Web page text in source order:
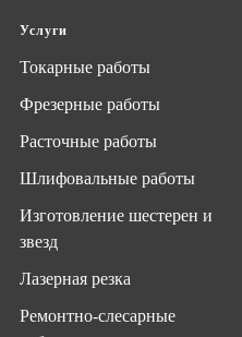
Услуги
Токарные работы
Фрезерные работы
Расточные работы
Шлифовальные работы
Изготовление шестерен и
звезд
Лазерная резка
Ремонтно-слесарные